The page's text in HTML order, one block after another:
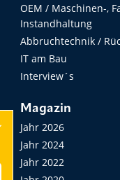
OEM / Maschinen-,
Instandhaltung
Abbruchtechnik /
IT am Bau
Interview´s
Magazin
Jahr 2026
Jahr 2024
Jahr 2022